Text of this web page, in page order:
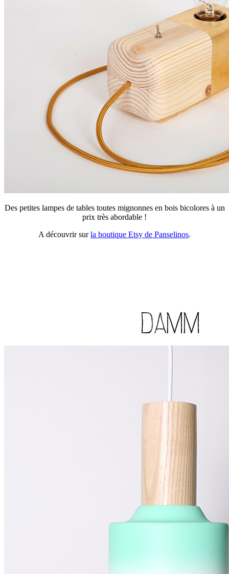
Des petites lampes de tables toutes mignonnes en bois bicolores à un
prix très abordable !
A découvrir surla boutique Etsy de Panselinos.